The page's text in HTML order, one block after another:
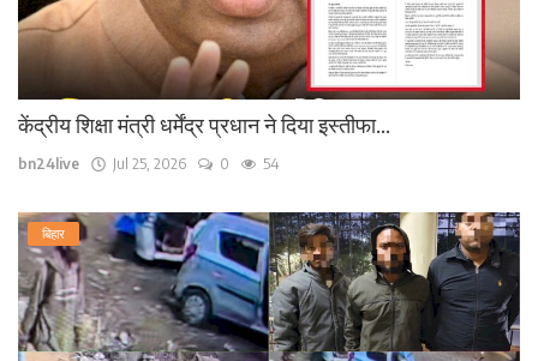
केंद्रीय शिक्षा मंत्री धर्मेंद्र प्रधान ने दिया इस्तीफा...
bn24live Jul 25, 2026 0 54
बिहार